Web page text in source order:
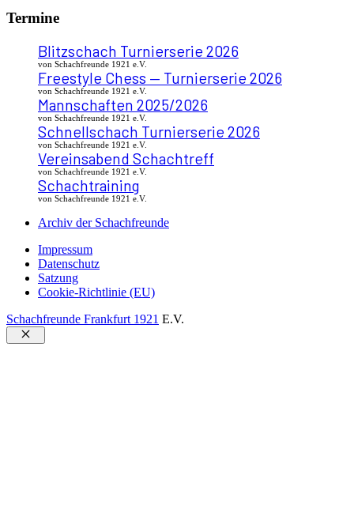
Termine
Blitzschach Turnierserie 2026
von Schachfreunde 1921 e.V.
Freestyle Chess — Turnierserie 2026
von Schachfreunde 1921 e.V.
Mannschaften 2025/2026
von Schachfreunde 1921 e.V.
Schnellschach Turnierserie 2026
von Schachfreunde 1921 e.V.
Vereinsabend Schachtreff
von Schachfreunde 1921 e.V.
Schachtraining
von Schachfreunde 1921 e.V.
Archiv der Schachfreunde
Impressum
Datenschutz
Satzung
Cookie-Richtlinie (EU)
Schachfreunde Frankfurt 1921 E.V.
Schließen